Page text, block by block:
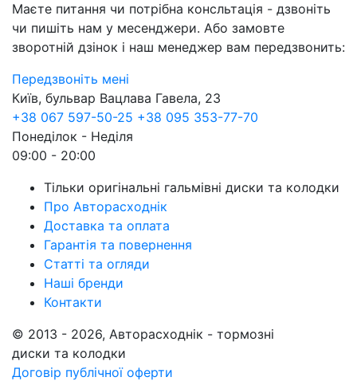
Маєте питання чи потрібна консльтація - дзвоніть
чи пишіть нам у месенджери. Або замовте
зворотній дзінок і наш менеджер вам передзвонить:
Передзвоніть мені
Київ, бульвар Вацлава Гавела, 23
+38 067 597-50-25 +38 095 353-77-70
Понеділок - Неділя
09:00 - 20:00
Тільки оригінальні гальмівні диски та колодки
Про Авторасходнік
Доставка та оплата
Гарантія та повернення
Статті та огляди
Наші бренди
Контакти
© 2013 - 2026, Авторасходнік - тормозні
диски та колодки
Договір публічної оферти